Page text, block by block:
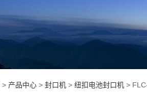
> 产品中心 > 封口机 > 纽扣电池封口机 >